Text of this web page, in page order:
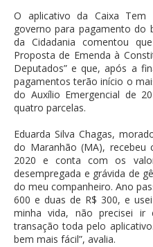
O aplicativo da Caixa
governo para pagamento do
da Cidadania comentou
Proposta de Emenda à
Deputados” e que, após a
pagamentos terão início o
do Auxílio Emergencial de
quatro parcelas.
Eduarda Silva Chagas,
do Maranhão (MA), recebeu
2020 e conta com os
desempregada e grávida de
do meu companheiro. Ano
600 e duas de R$ 300, e
minha vida, não precisei
transação toda pelo
bem mais fácil”, avalia.